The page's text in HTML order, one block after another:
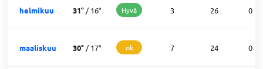
helmikuu 31° /16° Hyvä 3 26 0
maaliskuu 30° /17° ok 7 24 0